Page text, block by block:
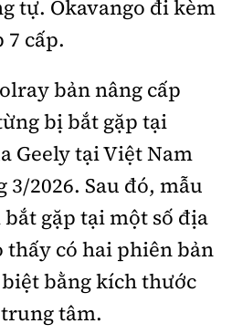
tự. Okavango đi kèm
7 cấp.
bản nâng cấp
bị bắt gặp tại
Geely tại Việt Nam
2026. Sau đó, mẫu
gặp tại một số địa
thấy có hai phiên bản
bằng kích thước
tâm.